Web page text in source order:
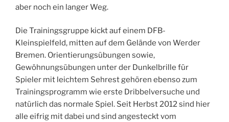
aber noch ein langer Weg.
Die Trainingsgruppe kickt auf einem DFB-
Kleinspielfeld, mitten auf dem Gelände von Werder
Bremen. Orientierungsübungen sowie,
Gewöhnungsübungen unter der Dunkelbrille für
Spieler mit leichtem Sehrest gehören ebenso zum
Trainingsprogramm wie erste Dribbelversuche und
natürlich das normale Spiel. Seit Herbst 2012 sind hier
alle eifrig mit dabei und sind angesteckt vom